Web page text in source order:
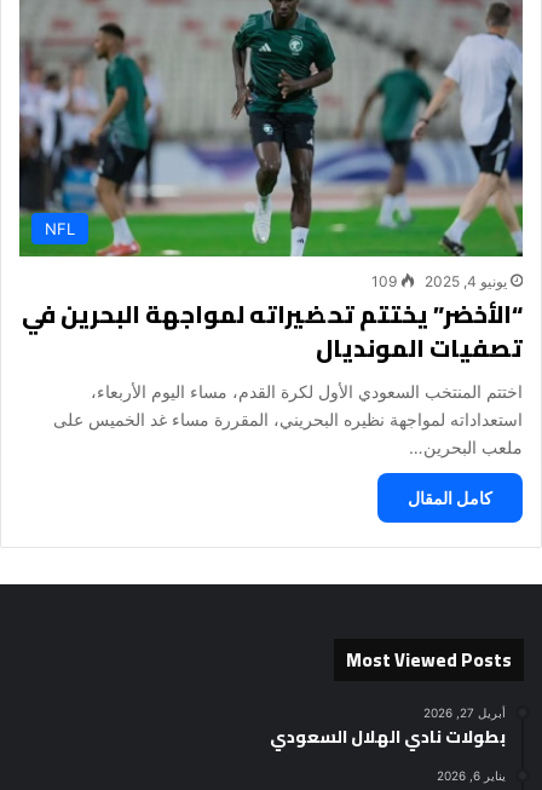
NFL
يونيو 4, 2025 109
“الأخضر” يختتم تحضيراته لمواجهة البحرين في
تصفيات المونديال
اختتم المنتخب السعودي الأول لكرة القدم، مساء اليوم الأربعاء،
استعداداته لمواجهة نظيره البحريني، المقررة مساء غد الخميس على
ملعب البحرين…
كامل المقال
Most Viewed Posts
أبريل 27, 2026
بطولات نادي الهلال السعودي
يناير 6, 2026